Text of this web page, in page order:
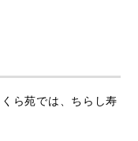
ら苑では、ちらし寿